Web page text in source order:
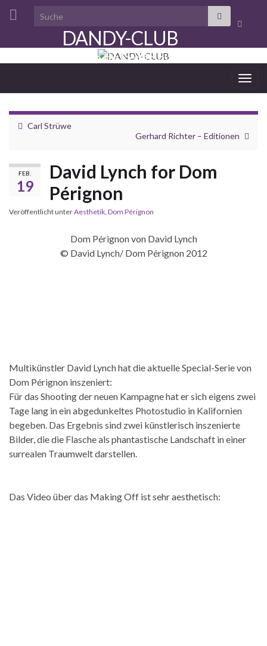
Search for:
DANDY-CLUB
aristocratie de la désinvolture
Carl Strüwe
Gerhard Richter – Editionen
FEB.
19
David Lynch for Dom
Pérignon
Veröffentlicht unterAesthetik Dom Pérignon
Dom Pérignon von David Lynch
© David Lynch/ Dom Pérignon 2012
Multikünstler David Lynch hat die aktuelle Special-Serie von
Dom Pérignon inszeniert:
Für das Shooting der neuen Kampagne hat er sich eigens zwei
Tage lang in ein abgedunkeltes Photostudio in Kalifornien
begeben. Das Ergebnis sind zwei künstlerisch inszenierte
Bilder, die die Flasche als phantastische Landschaft in einer
surrealen Traumwelt darstellen.
Das Video über das Making Off ist sehr aesthetisch: